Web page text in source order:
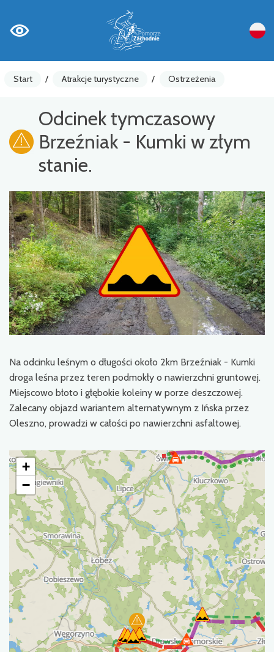
Start / Atrakcje turystyczne / Ostrzeżenia
Odcinek tymczasowy
Brzeźniak - Kumki w złym
stanie.
Na odcinku leśnym o długości około 2km Brzeźniak - Kumki
droga leśna przez teren podmokły o nawierzchni gruntowej.
Miejscowo błoto i głębokie koleiny w porze deszczowej.
Zalecany objazd wariantem alternatywnym z Ińska przez
Oleszno, prowadzi w całości po nawierzchni asfaltowej.
+
−